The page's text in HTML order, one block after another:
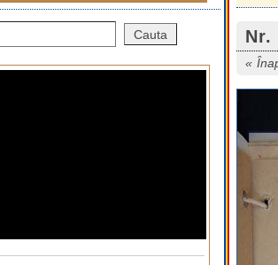
Nr.